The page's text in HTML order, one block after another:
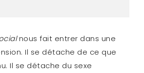
nous fait entrer dans une
Il se détache de ce que
Il se détache du sexe